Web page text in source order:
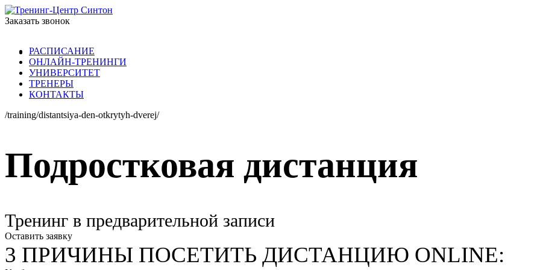
Заказать звонок
РАСПИСАНИЕ
ОНЛАЙН-ТРЕНИНГИ
УНИВЕРСИТЕТ
ТРЕНЕРЫ
КОНТАКТЫ
/training/distantsiya-den-otkrytyh-dverej/
Подростковая дистанция
Тренинг в предварительной записи
Оставить заявку
3 ПРИЧИНЫ ПОСЕТИТЬ ДИСТАНЦИЮ ONLINE: